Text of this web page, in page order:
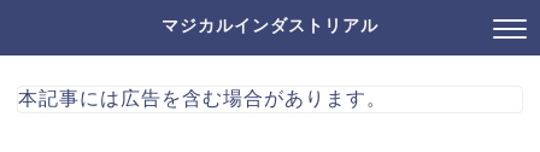
マジカルインダストリアル
本記事には広告を含む場合があります。